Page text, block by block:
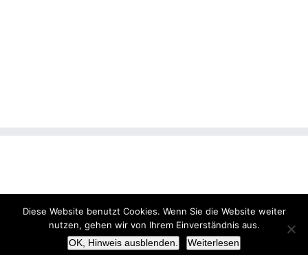
Datenschutz
Diese Website benutzt Cookies. Wenn Sie die Website weiter
nutzen, gehen wir von Ihrem Einverständnis aus.
OK, Hinweis ausblenden.
Weiterlesen